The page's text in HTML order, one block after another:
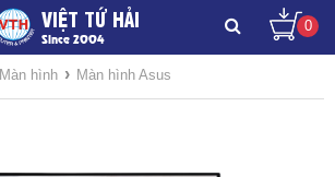
VIỆT TỨ HẢI
Since 2004
0
Màn hình › Màn hình Asus